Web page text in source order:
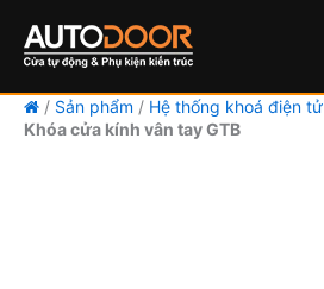
dung
/ Sản phẩm / Hệ thống khoá điện tử
Khóa cửa kính vân tay GTB